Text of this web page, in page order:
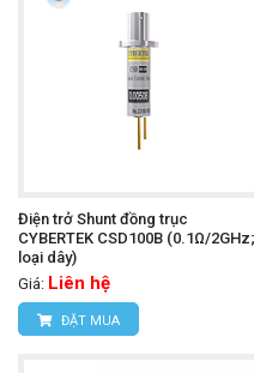
Điện trở Shunt đồng trục
CYBERTEK CSD100B (0.1Ω/2GHz;
loại dây)
Giá: Liên hệ
ĐẶT MUA